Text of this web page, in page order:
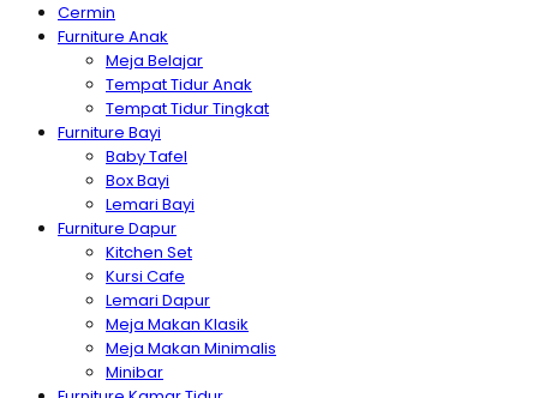
Cermin
Furniture Anak
Meja Belajar
Tempat Tidur Anak
Tempat Tidur Tingkat
Furniture Bayi
Baby Tafel
Box Bayi
Lemari Bayi
Furniture Dapur
Kitchen Set
Kursi Cafe
Lemari Dapur
Meja Makan Klasik
Meja Makan Minimalis
Minibar